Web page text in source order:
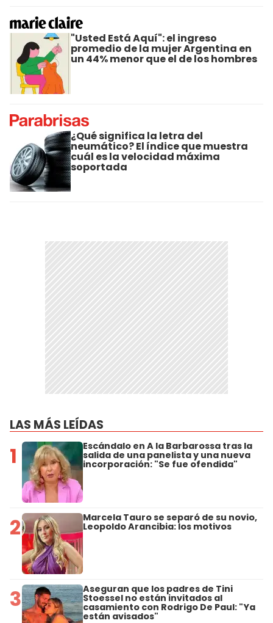
"Usted Está Aquí": el ingreso
promedio de la mujer Argentina en
un 44% menor que el de los hombres
¿Qué significa la letra del
neumático? El índice que muestra
cuál es la velocidad máxima
soportada
LAS MÁS LEÍDAS
1 Escándalo en A la Barbarossa tras la
salida de una panelista y una nueva
incorporación: "Se fue ofendida"
2 Marcela Tauro se separó de su novio,
Leopoldo Arancibia: los motivos
3 Aseguran que los padres de Tini
Stoessel no están invitados al
casamiento con Rodrigo De Paul: "Ya
están avisados"